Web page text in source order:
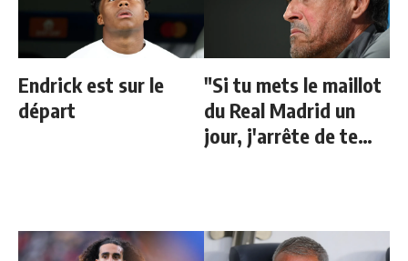
Endrick est sur le
départ
"Si tu mets le maillot
du Real Madrid un
jour, j'arrête de te